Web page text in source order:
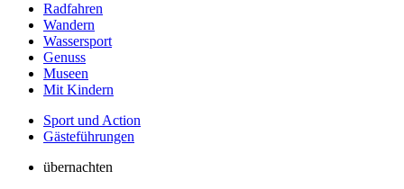
Radfahren
Wandern
Wassersport
Genuss
Museen
Mit Kindern
Sport und Action
Gästeführungen
übernachten